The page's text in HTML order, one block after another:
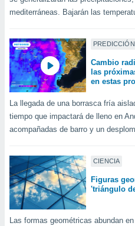
mediterráneas. Bajarán las
PREDICCIÓN
Cambio
las
en estas
La llegada de una borrasca fría
tiempo que impactará de lleno en
acompañadas de barro y un
CIENCIA
Figuras
'triángulo
Las formas geométricas abundan